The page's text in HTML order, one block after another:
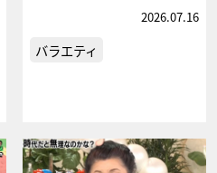
2026.07.16
バラエティ